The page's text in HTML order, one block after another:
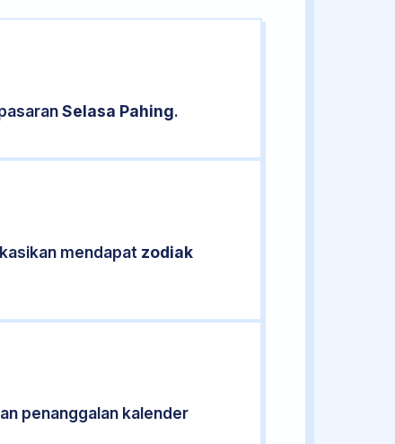
Selasa Pahing.
mendapat zodiak
penanggalan kalender